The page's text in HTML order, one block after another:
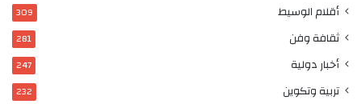
أقلام الوسيط 309
ثقافة وفن 281
أخبار دولية 247
تربية وتكوين 232